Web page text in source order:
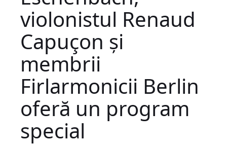
violonistul Renaud
Capuçon și
membrii
Firlarmonicii Berlin
oferă un program
special